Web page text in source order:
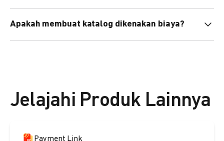
atau menyematkan QR code di website Anda.
Apakah membuat katalog dikenakan biaya?
Jelajahi Produk Lainnya
Payment Link